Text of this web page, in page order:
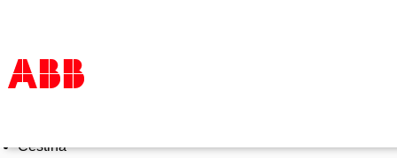
Products & Solutions
Čeština